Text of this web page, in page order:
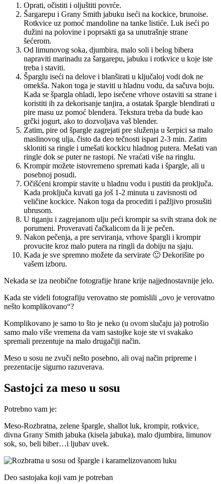
Oprati, očistiti i oljuštiti povrće.
Šargarepu i Grany Smith jabuku iseći na kockice, brunoise.
Rotkvice uz pomoć mandoline na tanke listiće. Luk iseći po
dužini na polovine i poprsakti ga sa unutrašnje strane
šećerom.
Od limunovog soka, djumbira, malo soli i belog bibera
napraviti marinadu za šargarepu, jabuku i rotkvice u koje iste
treba i staviti.
Šparglu iseći na delove i blanširati u ključaloj vodi dok ne
omekša. Nakon toga je staviti u hladnu vodu, da sačuva boju.
Kada se špargla ohladi, lepo isečene vrhove ostaviti sa strane i
koristiti ih za dekorisanje tanjira, a ostatak špargle blendirati u
pire masu uz pomoć blendera. Tekstura treba da bude kao
grčki jogurt, ako to dozvoljava vaš blender.
Zatim, pire od špargle zagrejati pre služenja u šerpici sa malo
maslinovog ulja, čisto da deo tečnosti ispari 2-3 min. Zatim
skloniti sa ringle i umešati kockicu hladnog putera. Mešati van
ringle dok se puter ne rastopi. Ne vraćati više na ringlu.
Krompir možete istovremeno spremati kada i špargle, ali u
posebnoj posudi.
Očišćeni krompir stavite u hladnu vodu i pustiti da proključa.
Kada proključa kuvati ga još 1-2 minuta u zavisnosti od
veličine kockice. Nakon toga da procediti i pažljivo prosušiti
ubrusom.
U tiganju i zagrejanom ulju peći krompir sa svih strana dok ne
porumeni. Proveravati čačkalicom da li je pečen.
Nakon pečenja, a pre serviranja, vrhove špargli i krompir
provucite kroz malo putera na ringli da dobiju na sjaju.
Kada je sve spremno možete da servirate 🙂 Dekorišite po
vašem izboru.
Nekada se iza neobične fotografije hrane krije najjednostavnije jelo.
Kada ste videli fotografiju verovatno ste pomislili „ovo je verovatno
nešto komplikovano“?
Komplikovano je samo to što je neko (u ovom slučaju ja) potrošio
samo malo više vremena da vam sastojke koje ste vi svakako
spremali prezentuje na malo drugačiji način.
Meso u sosu ne zvuči nešto posebno, ali ovaj način pripreme i
prezentacije sigurno razuverava.
Sastojci za meso u sosu
Potrebno vam je:
Meso-Rozbratna, zelene špargle, shallot luk, krompir, rotkvice,
divna Grany Smith jabuka (kisela jabuka), malo djumbira, limunov
sok, so, beli biber…i ljubav uvek.
Deo sastojaka koji vam je potreban